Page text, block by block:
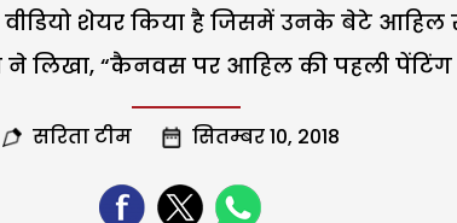
वीडियो शेयर किया है जिसमें उनके बेटे
ने लिखा, “कैनवस पर आहिल की पहली
सरिता टीम सितम्बर 10, 2018